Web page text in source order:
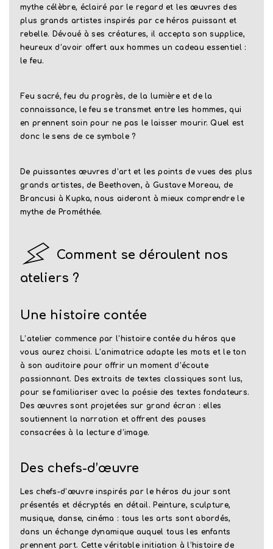
mythe célèbre, éclairé par le regard et les œuvres des
plus grands artistes inspirés par ce héros puissant et
rebelle. Dévoué à ses créatures, il accepta son supplice,
heureux d’avoir offert aux hommes un cadeau essentiel :
le feu.
Feu sacré, feu du progrès, de la lumière et de la
connaissance, le feu se transmet entre les hommes, qui
en prennent soin pour ne pas le laisser mourir. Quel est
donc le sens de ce symbole ?
De puissantes œuvres d’art et les points de vues des plus
grands artistes, de Beethoven, à Gustave Moreau, de
Brancusi à Kupka, nous aideront à mieux comprendre le
mythe de Prométhée.
Comment se déroulent nos
ateliers ?
Une histoire contée
L’atelier commence par l’histoire contée du héros que
vous aurez choisi. L’animatrice adapte les mots et le ton
à son auditoire pour offrir un moment d’écoute
passionnant. Des extraits de textes classiques sont lus,
pour se familiariser avec la poésie des textes fondateurs.
Des œuvres sont projetées sur grand écran : elles
soutiennent la narration et offrent des pauses
consacrées à la lecture d’image.
Des chefs-d’œuvre
Les chefs-d’œuvre inspirés par le héros du jour sont
présentés et décryptés en détail. Peinture, sculpture,
musique, danse, cinéma : tous les arts sont abordés,
dans un échange dynamique auquel tous les enfants
prennent part. Cette véritable initiation à l’histoire de